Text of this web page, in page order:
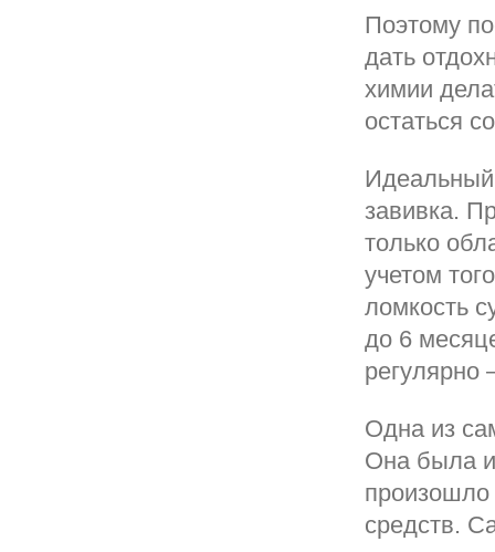
Поэтому
дать
химии
остаться
Идеальный
завивка.
только
учетом
ломкость
до 6
регулярно
Одна из
Она была
произошло
средств.